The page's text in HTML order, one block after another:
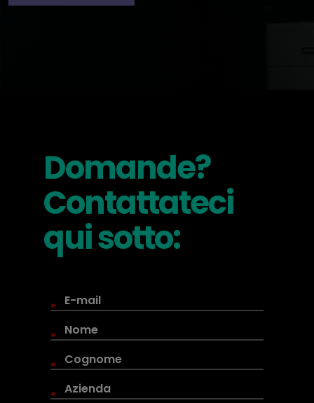
Domande?
Contattateci
qui sotto:
*
*
*
*